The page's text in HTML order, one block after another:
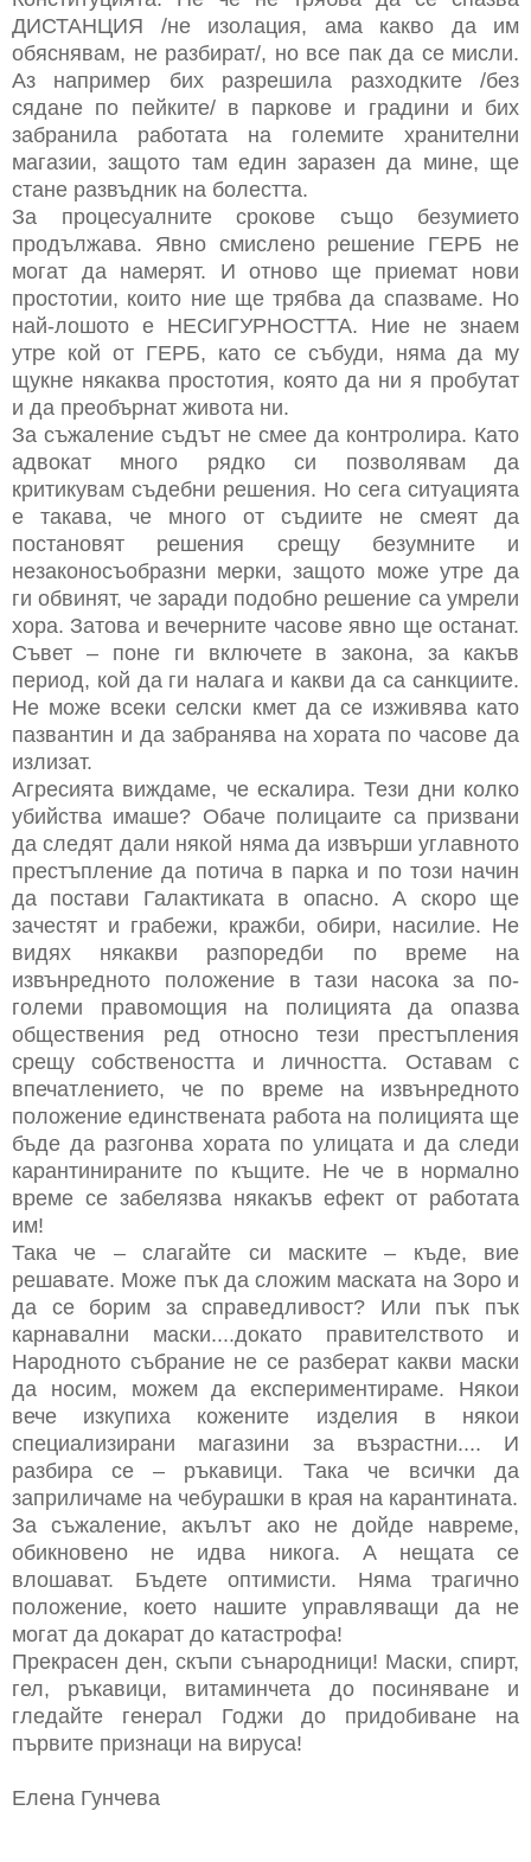
ДИСТАНЦИЯ /не изолация, ама какво да им
обяснявам, не разбират/, но все пак да се мисли.
Аз например бих разрешила разходките /без
сядане по пейките/ в паркове и градини и бих
забранила работата на големите хранителни
магазии, защото там един заразен да мине, ще
стане развъдник на болестта.
За процесуалните срокове също безумието
продължава. Явно смислено решение ГЕРБ не
могат да намерят. И отново ще приемат нови
простотии, които ние ще трябва да спазваме. Но
най-лошото е НЕСИГУРНОСТТА. Ние не знаем
утре кой от ГЕРБ, като се събуди, няма да му
щукне някаква простотия, която да ни я пробутат
и да преобърнат живота ни.
За съжаление съдът не смее да контролира. Като
адвокат много рядко си позволявам да
критикувам съдебни решения. Но сега ситуацията
е такава, че много от съдиите не смеят да
постановят решения срещу безумните и
незаконосъобразни мерки, защото може утре да
ги обвинят, че заради подобно решение са умрели
хора. Затова и вечерните часове явно ще останат.
Съвет – поне ги включете в закона, за какъв
период, кой да ги налага и какви да са санкциите.
Не може всеки селски кмет да се изживява като
пазвантин и да забранява на хората по часове да
излизат.
Агресията виждаме, че ескалира. Тези дни колко
убийства имаше? Обаче полицаите са призвани
да следят дали някой няма да извърши углавното
престъпление да потича в парка и по този начин
да постави Галактиката в опасно. А скоро ще
зачестят и грабежи, кражби, обири, насилие. Не
видях някакви разпоредби по време на
извънредното положение в тази насока за по-
големи правомощия на полицията да опазва
обществения ред относно тези престъпления
срещу собствеността и личността. Оставам с
впечатлението, че по време на извънредното
положение единствената работа на полицията ще
бъде да разгонва хората по улицата и да следи
карантинираните по къщите. Не че в нормално
време се забелязва някакъв ефект от работата
им!
Така че – слагайте си маските – къде, вие
решавате. Може пък да сложим маската на Зоро и
да се борим за справедливост? Или пък пък
карнавални маски....докато правителството и
Народното събрание не се разберат какви маски
да носим, можем да експериментираме. Някои
вече изкупиха кожените изделия в някои
специализирани магазини за възрастни.... И
разбира се – ръкавици. Така че всички да
заприличаме на чебурашки в края на карантината.
За съжаление, акълът ако не дойде навреме,
обикновено не идва никога. А нещата се
влошават. Бъдете оптимисти. Няма трагично
положение, което нашите управляващи да не
могат да докарат до катастрофа!
Прекрасен ден, скъпи сънародници! Маски, спирт,
гел, ръкавици, витаминчета до посиняване и
гледайте генерал Годжи до придобиване на
първите признаци на вируса!
Елена Гунчева